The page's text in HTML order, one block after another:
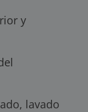
y
lavado